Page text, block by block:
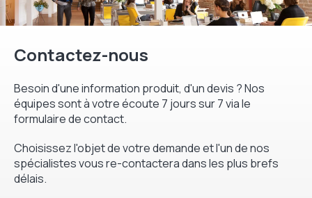
Contactez-nous
Besoin d'une information produit, d'un devis ? Nos
équipes sont à votre écoute 7 jours sur 7 via le
formulaire de contact.
Choisissez l'objet de votre demande et l'un de nos
spécialistes vous re-contactera dans les plus brefs
délais.